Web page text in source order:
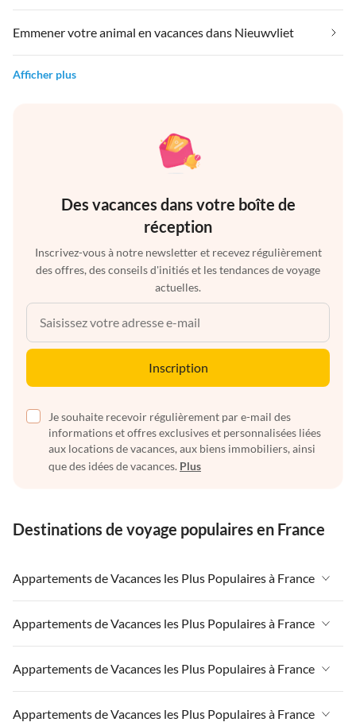
Emmener votre animal en vacances dans Nieuwvliet
Afficher plus
Des vacances dans votre boîte de
réception
Inscrivez-vous à notre newsletter et recevez régulièrement
des offres, des conseils d'initiés et les tendances de voyage
actuelles.
Inscription
Je souhaite recevoir régulièrement par e-mail des
informations et offres exclusives et personnalisées liées
aux locations de vacances, aux biens immobiliers, ainsi
que des idées de vacances. Plus
Destinations de voyage populaires en France
Appartements de Vacances les Plus Populaires à France
Appartements de Vacances à France
Appartements de Vacances à Paris-Ile de France
Appartements de Vacances à Paris
Appartements de Vacances les Plus Populaires à France
Appartements de Vacances à France
Appartements de Vacances à Paris-Ile de France
Appartements de Vacances à Paris
Appartements de Vacances les Plus Populaires à France
Appartements de Vacances à France
Appartements de Vacances les Plus Populaires à France